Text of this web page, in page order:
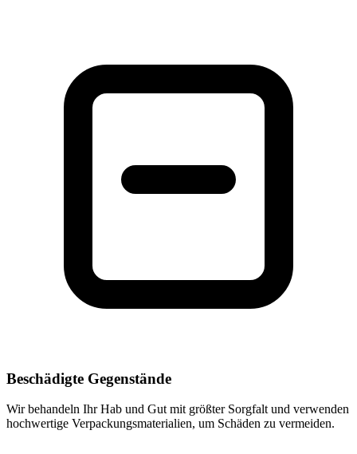
Beschädigte Gegenstände
Wir behandeln Ihr Hab und Gut mit größter Sorgfalt und verwenden
hochwertige Verpackungsmaterialien, um Schäden zu vermeiden.